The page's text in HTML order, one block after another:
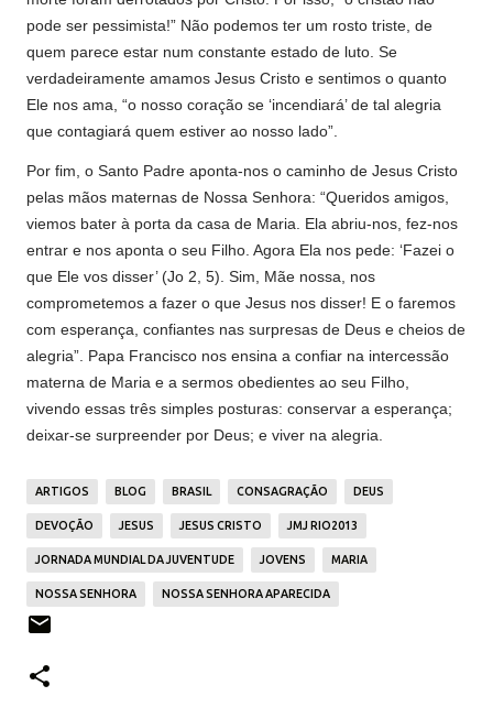
pode ser pessimista!” Não podemos ter um rosto triste, de
quem parece estar num constante estado de luto. Se
verdadeiramente amamos Jesus Cristo e sentimos o quanto
Ele nos ama, “o nosso coração se ‘incendiará’ de tal alegria
que contagiará quem estiver ao nosso lado”.
Por fim, o Santo Padre aponta-nos o caminho de Jesus Cristo
pelas mãos maternas de Nossa Senhora: “Queridos amigos,
viemos bater à porta da casa de Maria. Ela abriu-nos, fez-nos
entrar e nos aponta o seu Filho. Agora Ela nos pede: ‘Fazei o
que Ele vos disser’ (Jo 2, 5). Sim, Mãe nossa, nos
comprometemos a fazer o que Jesus nos disser! E o faremos
com esperança, confiantes nas surpresas de Deus e cheios de
alegria”. Papa Francisco nos ensina a confiar na intercessão
materna de Maria e a sermos obedientes ao seu Filho,
vivendo essas três simples posturas: conservar a esperança;
deixar-se surpreender por Deus; e viver na alegria.
ARTIGOS BLOG BRASIL CONSAGRAÇÃO DEUS
DEVOÇÃO JESUS JESUS CRISTO JMJ RIO2013
JORNADA MUNDIAL DA JUVENTUDE JOVENS MARIA
NOSSA SENHORA NOSSA SENHORA APARECIDA